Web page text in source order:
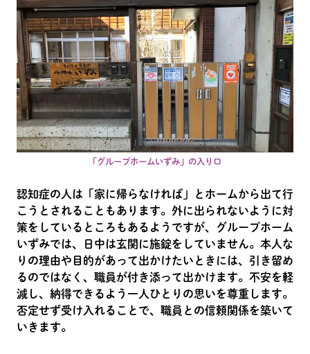
「グループホームいずみ」の入り口
認知症の人は「家に帰らなければ」とホームから出て行
こうとされることもあります。外に出られないように対
策をしているところもあるようですが、グループホーム
いずみでは、日中は玄関に施錠をしていません。本人な
りの理由や目的があって出かけたいときには、引き留め
るのではなく、職員が付き添って出かけます。不安を軽
減し、納得できるよう一人ひとりの思いを尊重します。
否定せず受け入れることで、職員との信頼関係を築いて
いきます。